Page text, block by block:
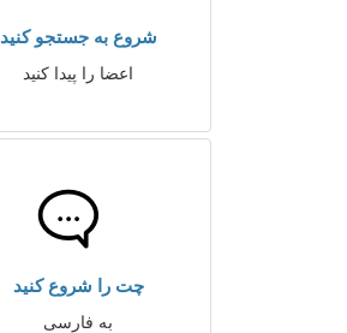
شروع به جستجو کنید
اعضا را پیدا کنید
چت را شروع کنید
به فارسی